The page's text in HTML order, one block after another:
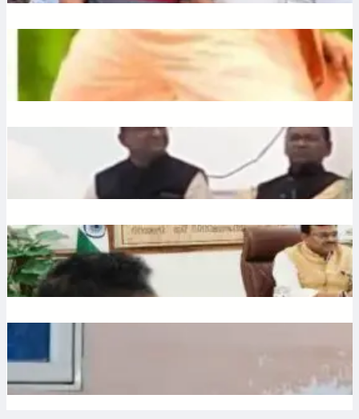
Plantation: यूपी में 12 जुलाई को लगेंगे 35 करोड़ पौधे, CM योगी करेंगे
अभियान की शुरुआत
Ronit Sharma
Liquor: छत्तीसगढ़ में बीजेपी विधायक शकुंतला पोर्ते का शराबबंदी पर बड़ा
बयान, वीडियो वायरल
Water: उत्तराखंड में भूजल संरक्षण पर जोर, मुख्य सचिव ने दिए सख्त निर्देश
July 10, 2026 Ronit Sharma
July 9, 2026